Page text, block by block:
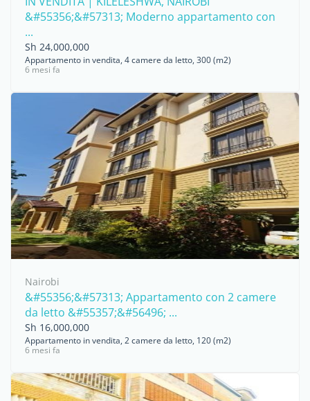
&#55356;&#57313; Moderno appartamento con
...
Sh 24,000,000
Appartamento in vendita, 4 camere da letto, 300 (m2)
6 mesi fa
Nairobi
&#55356;&#57313; Appartamento con 2 camere
da letto &#55357;&#56496; ...
Sh 16,000,000
Appartamento in vendita, 2 camere da letto, 120 (m2)
6 mesi fa